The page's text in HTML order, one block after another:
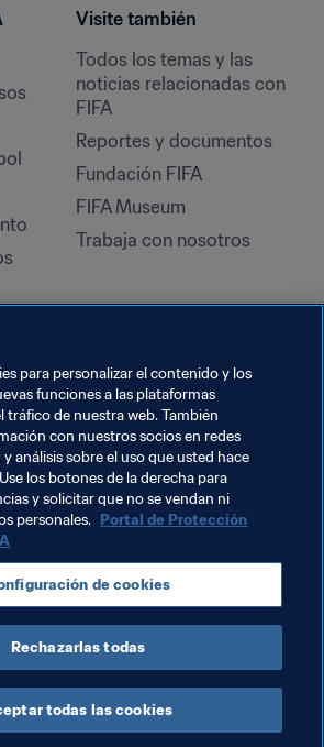
y lucha
Visite también
Todos los temas y las
noticias relacionadas con
FIFA
Reportes y documentos
Fundación FIFA
FIFA Museum
Trabaja con nosotros
DE DATOS DE LA FIFA
Reservados todos los derechos.
para personalizar el contenido y los
funciones a las plataformas
tráfico de nuestra web. También
con nuestros socios en redes
análisis sobre el uso que usted hace
los botones de la derecha para
y solicitar que no se vendan ni
personales. Portal de Protección
de cookies
Rechazarlas todas
todas las cookies